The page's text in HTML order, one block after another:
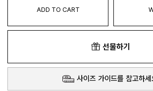
ADD TO CART
선물하기
사이즈 가이드를 참고하세